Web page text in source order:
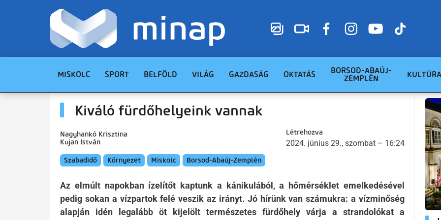
MISKOLC SPORT BELFÖLD VILÁG GAZDASÁG OKTATÁS
BORSOD-ABAÚJ-
ZEMPLÉN
KULTÚRA
Kiváló fürdőhelyeink vannak
Nagyhankó Krisztina
Kujan István
Létrehozva
2024. június 29., szombat – 16:24
Szabadidő Környezet Miskolc Borsod-Abaúj-Zemplén
Az elmúlt napokban ízelítőt kaptunk a kánikulából, a hőmérséklet emelkedésével
pedig sokan a vízpartok felé veszik az irányt. Jó hírünk van számukra: a vízminőség
alapján idén legalább öt kijelölt természetes fürdőhely várja a strandolókat a